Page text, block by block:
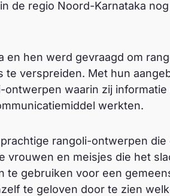
de regio Noord-Karnataka
en hen werd gevraagd om
verspreiden. Met hun
waarin zij
werkten.
rangoli-ontwerpen
vrouwen en meisjes die het
te gebruiken voor een
te geloven door te zien